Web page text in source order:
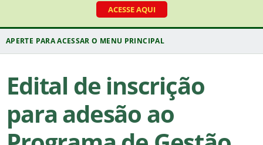
ACESSE AQUI
Edital de inscrição
para adesão ao